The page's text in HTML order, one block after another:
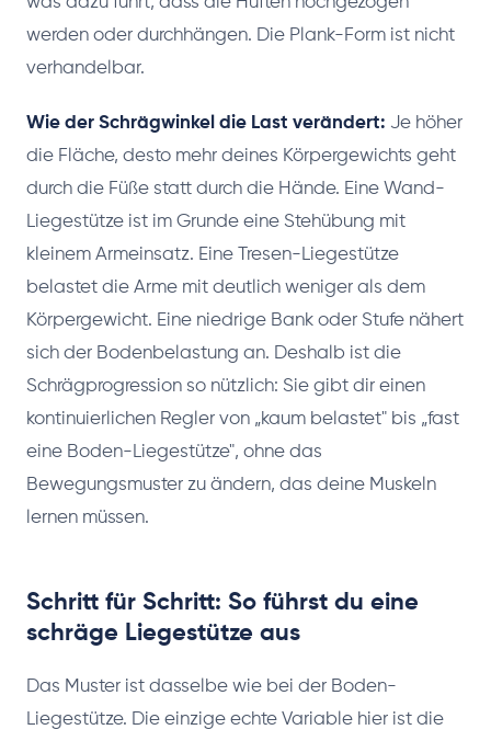
werden oder durchhängen. Die Plank-Form ist nicht
verhandelbar.
Wie der Schrägwinkel die Last verändert: Je höher
die Fläche, desto mehr deines Körpergewichts geht
durch die Füße statt durch die Hände. Eine Wand-
Liegestütze ist im Grunde eine Stehübung mit
kleinem Armeinsatz. Eine Tresen-Liegestütze
belastet die Arme mit deutlich weniger als dem
Körpergewicht. Eine niedrige Bank oder Stufe nähert
sich der Bodenbelastung an. Deshalb ist die
Schrägprogression so nützlich: Sie gibt dir einen
kontinuierlichen Regler von „kaum belastet" bis „fast
eine Boden-Liegestütze", ohne das
Bewegungsmuster zu ändern, das deine Muskeln
lernen müssen.
Schritt für Schritt: So führst du eine
schräge Liegestütze aus
Das Muster ist dasselbe wie bei der Boden-
Liegestütze. Die einzige echte Variable hier ist die